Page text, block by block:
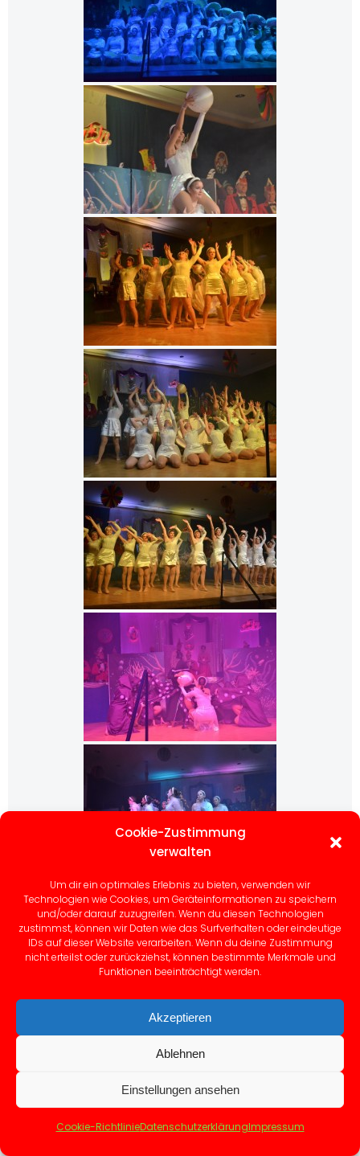
Cookie-Zustimmung
verwalten
Um dir ein optimales Erlebnis zu bieten, verwenden wir
Technologien wie Cookies, um Geräteinformationen zu speichern
und/oder darauf zuzugreifen. Wenn du diesen Technologien
zustimmst, können wir Daten wie das Surfverhalten oder eindeutige
IDs auf dieser Website verarbeiten. Wenn du deine Zustimmung
nicht erteilst oder zurückziehst, können bestimmte Merkmale und
Funktionen beeinträchtigt werden.
Akzeptieren
Ablehnen
Einstellungen ansehen
Cookie-RichtlinieDatenschutzerklärungImpressum